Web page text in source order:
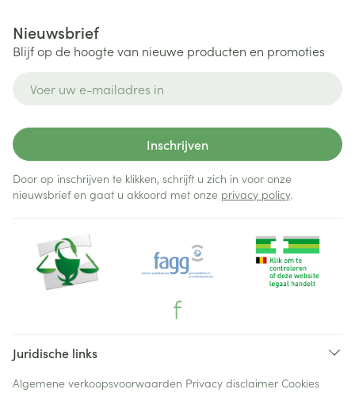
Nieuwsbrief
Blijf op de hoogte van nieuwe producten en promoties
Inschrijven
Door op inschrijven te klikken, schrijft u zich in voor onze
nieuwsbrief en gaat u akkoord met onze privacy policy.
Juridische links
Algemene verkoopsvoorwaarden Privacy disclaimer Cookies